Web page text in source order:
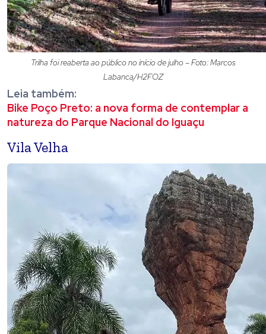
Trilha foi reaberta ao público no início de julho – Foto: Marcos
Labanca/H2FOZ
Leia também:
Bike Poço Preto: a nova forma de contemplar a
natureza do Parque Nacional do Iguaçu
Vila Velha